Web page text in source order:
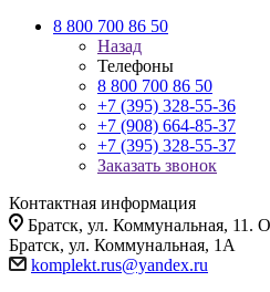
8 800 700 86 50
Назад
Телефоны
8 800 700 86 50
+7 (395) 328-55-36
+7 (908) 664-85-37
+7 (395) 328-55-37
Заказать звонок
Контактная информация
Братск, ул. Коммунальная, 11.
Братск, ул. Коммунальная, 1А
komplekt.rus@yandex.ru